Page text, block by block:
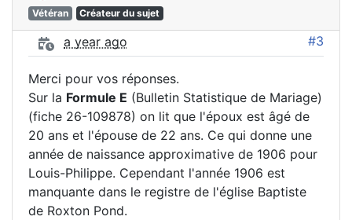
Vétéran Créateur du sujet
a year ago #3
Merci pour vos réponses.
Sur la Formule E (Bulletin Statistique de Mariage)
(fiche 26-109878) on lit que l'époux est âgé de
20 ans et l'épouse de 22 ans. Ce qui donne une
année de naissance approximative de 1906 pour
Louis-Philippe. Cependant l'année 1906 est
manquante dans le registre de l'église Baptiste
de Roxton Pond.